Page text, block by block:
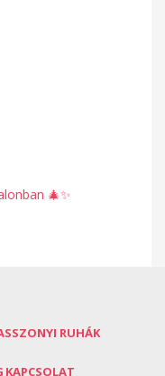
🎄✨
RUHÁK
KAPCSOLAT